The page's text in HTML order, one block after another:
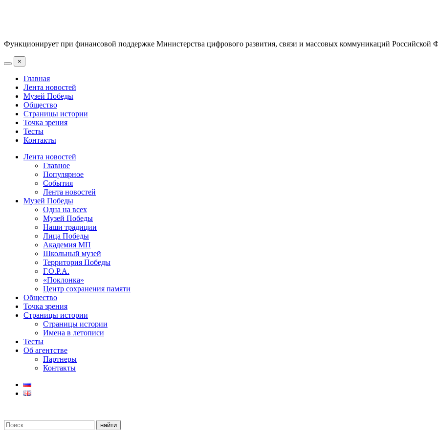
Функционирует при финансовой поддержке Министерства цифрового развития, связи и массовых коммуникаций Российской
×
Главная
Лента новостей
Музей Победы
Общество
Страницы истории
Точка зрения
Тесты
Контакты
Лента новостей
Главное
Популярное
События
Лента новостей
Музей Победы
Одна на всех
Музей Победы
Наши традиции
Лица Победы
Академия МП
Школьный музей
Территория Победы
Г.О.Р.А.
«Поклонка»
Центр сохранения памяти
Общество
Точка зрения
Страницы истории
Страницы истории
Имена в летописи
Тесты
Об агентстве
Партнеры
Контакты